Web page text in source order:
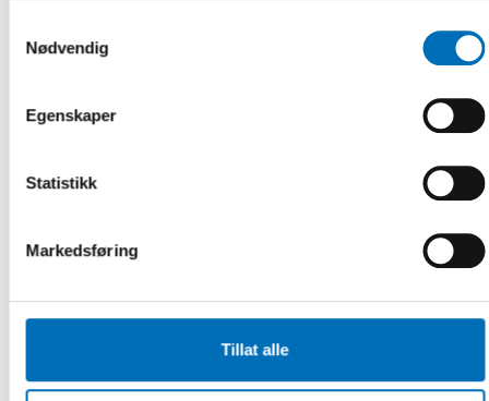
Nødvendig
Egenskaper
Statistikk
Markedsføring
Tillat alle
Lau Caspar Thygesen, Statens Institut for Folkesundhed,
Tinna Laufey Ásgeirsdóttir, Háskóli Íslands, Island